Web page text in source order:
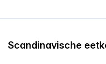
Scandinavische